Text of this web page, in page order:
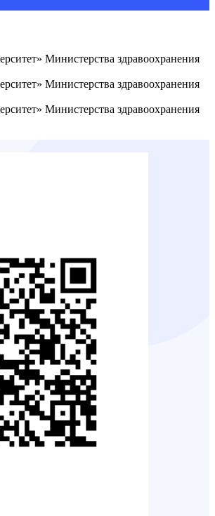
Министерства здравоохранения
Министерства здравоохранения
Министерства здравоохранения